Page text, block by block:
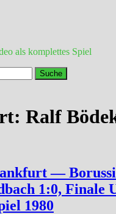
als komplettes Spiel
Ralf
—
1:0, Finale
1980